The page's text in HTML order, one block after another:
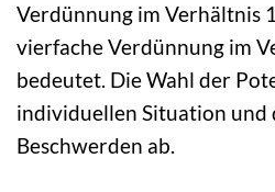
Verdünnung im Verhältnis
vierfache Verdünnung im
bedeutet. Die Wahl der
individuellen Situation und
Beschwerden ab.